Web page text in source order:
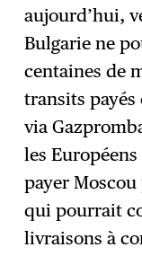
aujourd’hui,
Bulgarie ne
centaines de
transits payés
via
les
payer Moscou
qui pourrait
livraisons à